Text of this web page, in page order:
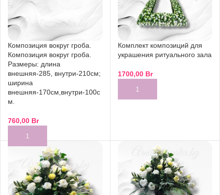
Композиция вокруг гроба.
Композиция вокруг гроба.
Размеры: длина
внешняя-285, внутри-210см;
ширина
внешняя-170см,внутри-100с
м.
760,00 Br
Комплект композиций для
украшения ритуального зала
1700,00 Br